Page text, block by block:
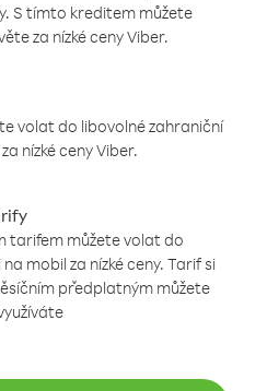
S tímto kreditem můžete
za nízké ceny Viber.
volat do libovolné zahraniční
nízké ceny Viber.
tarifem můžete volat do
mobil za nízké ceny. Tarif si
předplatným můžete